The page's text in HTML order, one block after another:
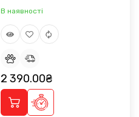
В наявності
2 390.00₴